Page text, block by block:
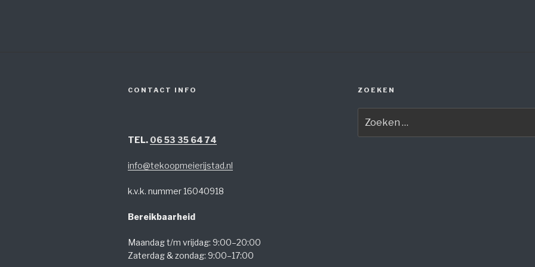
CONTACT INFO
TEL. 06 53 35 64 74
info@tekoopmeierijstad.nl
k.v.k. nummer 16040918
Bereikbaarheid
Maandag t/m vrijdag: 9:00–20:00
Zaterdag & zondag: 9:00–17:00
ZOEKEN
naar: